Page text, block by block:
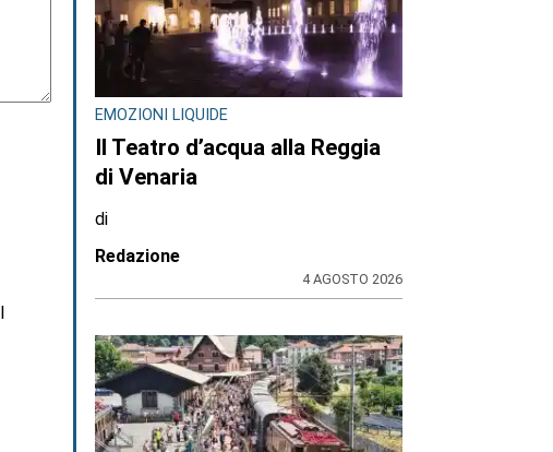
EMOZIONI LIQUIDE
Il Teatro d’acqua alla Reggia
di Venaria
di
Redazione
4 AGOSTO 2026